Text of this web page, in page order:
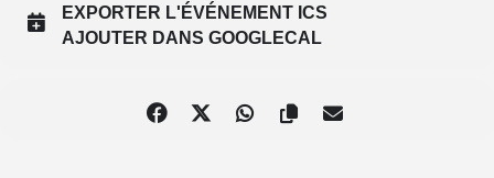
EXPORTER L'ÉVÉNEMENT ICS
AJOUTER DANS GOOGLECAL